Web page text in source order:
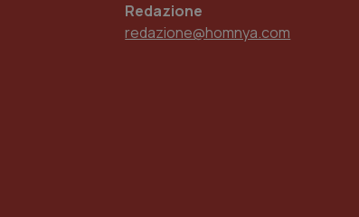
Redazione
redazione@homnya.com